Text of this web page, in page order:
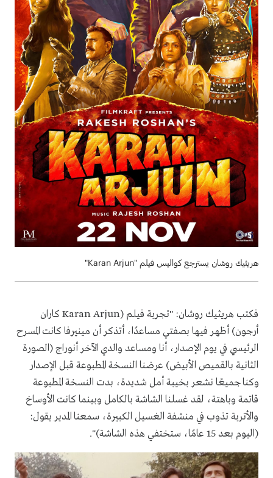
هريثيك روشان يسترجع كواليس فيلم "Karan Arjun"
فكتب هريثيك روشان: "تجربة فيلم (Karan Arjun كاران
أرجون) أظهر فيها بصفتي مساعدًا، أتذكر أن مينيرفا كانت المسرح
الرئيسي في يوم الإصدار، أنا ومساعد والدي الآخر أنوراج (الصورة
الثانية بالقميص الأبيض) عرضنا النسخة المطبوعة قبل الإصدار
وكنا جميعًا نشعر بخيبة أمل شديدة، بدت النسخة المطبوعة
قاتمة وباهتة، لقد غسلنا الشاشة بالكامل وبينما كانت الأوساخ
والأتربة تذوب في منشفة الغسيل الكبيرة، سمعنا المدير يقول:
(اليوم بعد 15 عامًا، ستختفي هذه الشاشة)".